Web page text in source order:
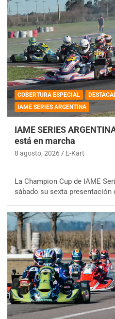
COBERTURA ESPECIAL
IAME SERIES ARGENTINA
IAME SERIES
está en marcha
8 agosto, 2026 E-Kart
La Champion Cup de IAME
sábado su sexta presentación